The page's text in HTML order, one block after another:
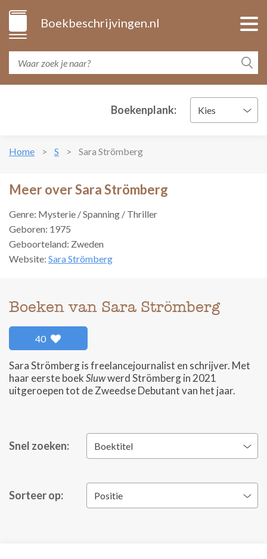
Boekbeschrijvingen.nl
Boekenplank: Kies
Home S Sara Strömberg
Meer over Sara Strömberg
Genre: Mysterie / Spanning / Thriller
Geboren: 1975
Geboorteland: Zweden
Website: Sara Strömberg
Boeken van Sara Strömberg
40
Sara Strömberg is freelancejournalist en schrijver. Met
haar eerste boekSluwwerd Strömberg in 2021
uitgeroepen tot de Zweedse Debutant van het jaar.
Snel zoeken: Boektitel
Sorteer op: Positie